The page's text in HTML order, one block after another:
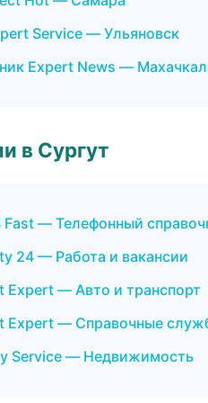
Service — Ульяновск
Expert News —
в Сургут
Fast — Телефонный
24 — Работа и вакансии
Expert — Авто и транспорт
Expert — Справочные
Service — Недвижимость